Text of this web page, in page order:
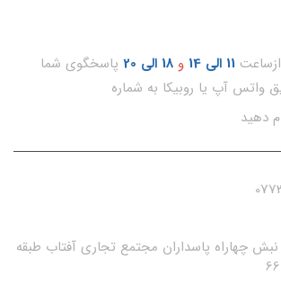
11 الی 14 و 18 الی 20
پاسخگوی شما
واتس آپ یا روبیکا به شماره
دهید
نبش چهاراه پاسداران مجتمع تجاری آفتاب طبقه